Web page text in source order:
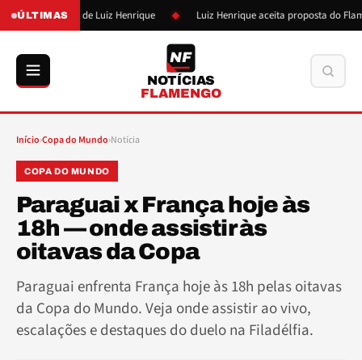
ÚLTIMAS
empresário de Luiz Henrique Luiz Henrique aceita proposta do
NF
NOTÍCIAS
FLAMENGO
Início›Copa do Mundo›Notícia
COPA DO MUNDO
Paraguai x França hoje às
18h — onde assistir às
oitavas da Copa
Paraguai enfrenta França hoje às 18h pelas oitavas
da Copa do Mundo. Veja onde assistir ao vivo,
escalações e destaques do duelo na Filadélfia.